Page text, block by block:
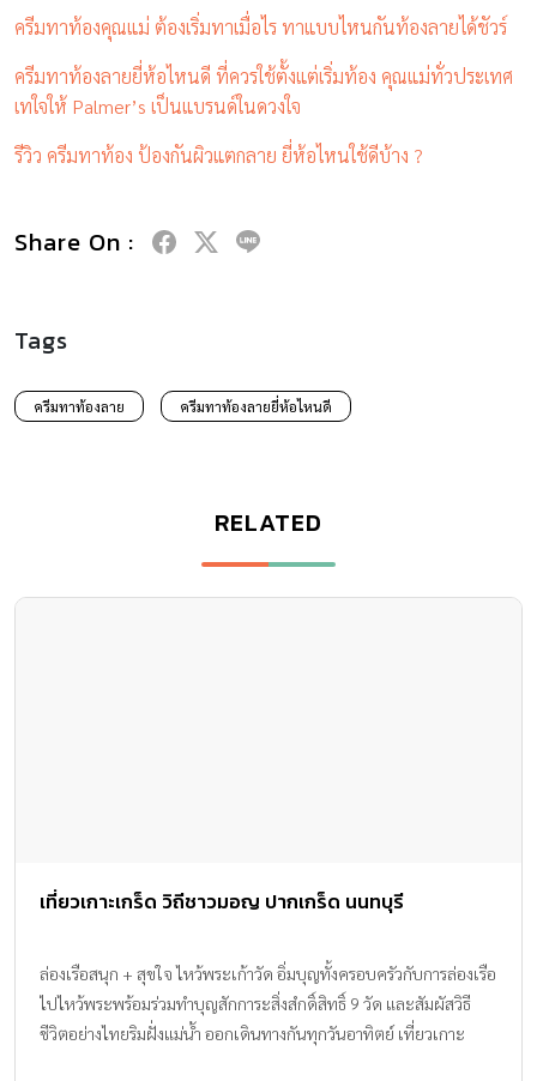
ครีมทาท้องคุณแม่ ต้องเริ่มทาเมื่อไร ทาแบบไหนกันท้องลายได้ชัวร์
ครีมทาท้องลายยี่ห้อไหนดี ที่ควรใช้ตั้งแต่เริ่มท้อง คุณแม่ทั่วประเทศ
เทใจให้ Palmer’s เป็นแบรนด์ในดวงใจ
รีวิว ครีมทาท้อง ป้องกันผิวแตกลาย ยี่ห้อไหนใช้ดีบ้าง ?
Share On :
Tags
ครีมทาท้องลาย ครีมทาท้องลายยี่ห้อไหนดี
RELATED
เที่ยวเกาะเกร็ด วิถีชาวมอญ ปากเกร็ด นนทบุรี
ล่องเรือสนุก + สุขใจ ไหว้พระเก้าวัด อิ่มบุญทั้งครอบครัวกับการล่องเรือ
ไปไหว้พระพร้อมร่วมทำบุญสักการะสิ่งสํกดิ์สิทธิ์ 9 วัด และสัมผัสวิธี
ชีวิตอย่างไทยริมฝั่งแม่น้ำ ออกเดินทางกันทุกวันอาทิตย์ เที่ยวเกาะ